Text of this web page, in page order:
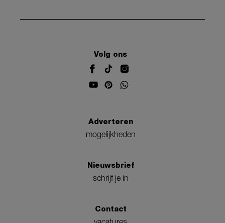
Volg ons
Adverteren
mogelijkheden
Nieuwsbrief
schrijf je in
Contact